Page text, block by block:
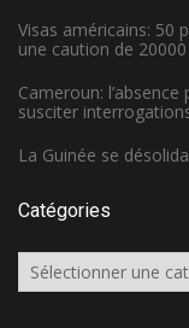
Visas américains: 50
une caution de
Cameroun:
susciter
La Guinée se
Catégories
Catégories